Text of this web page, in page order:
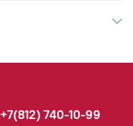
+7(812) 740-10-99